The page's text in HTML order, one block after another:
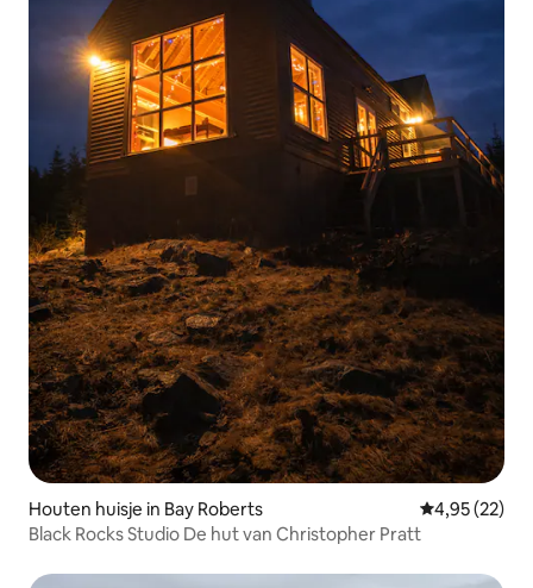
Houten huisje in Bay Roberts Gemiddelde
4,95 (22)
Black Rocks Studio De hut van Christopher Pratt